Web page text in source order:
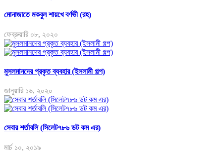
মোনাজাতে মকবুল শায়খে বর্ণভী (রহ)
ফেব্রুয়ারি ০৮, ২০২০
মুসলমানদের প্রকৃত ব্যবহার (ইসলামী গল্প)
জানুয়ারি ১৬, ২০২০
সেবার শর্তাবলি (সিলেট৭৮৬ ডট কম এর)
মার্চ ১০, ২০১৯